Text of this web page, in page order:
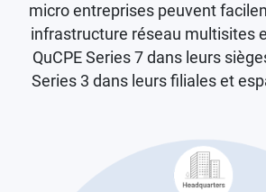
micro entreprises peuvent
infrastructure réseau multisites
QuCPE Series 7 dans leurs
Series 3 dans leurs filiales et